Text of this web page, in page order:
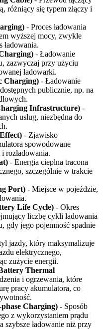
różniący się typem złączy i
- Proces ładowania
wyższej mocy, zwykle
ładowania.
- Ładowanie
zazwyczaj przy użyciu
ładowarki.
Charging) - Ładowanie
publicznie, np. na
Infrastructure) -
usług, niezbędna do
- Zjawisko
spowodowane
rozładowania.
- Energia cieplna tracona
szczególnie w trakcie
Port) - Miejsce w pojeździe,
Life Cycle) - Okres
liczbę cykli ładowania
gdy jego pojemność spadnie
jazdy, który maksymalizuje
elektrycznego,
zużycie energii.
Thermal
i ogrzewania, które
pracy akumulatora, co
Charging) - Sposób
z wykorzystaniem prądu
ładowanie niż przy